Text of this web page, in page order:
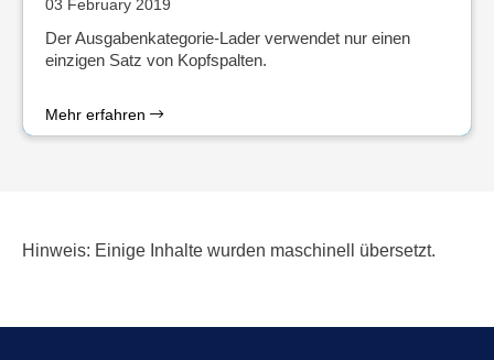
03 February 2019
Der Ausgabenkategorie-Lader verwendet nur einen
einzigen Satz von Kopfspalten.
Mehr erfahren
Hinweis: Einige Inhalte wurden maschinell übersetzt.